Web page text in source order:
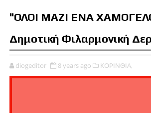
"ΟΛΟΙ ΜΑΖΙ ΕΝΑ
Δημοτική Φιλαρμονική
diogeditor 8 years ago ΚΟΡΙΝΘΙΑ,